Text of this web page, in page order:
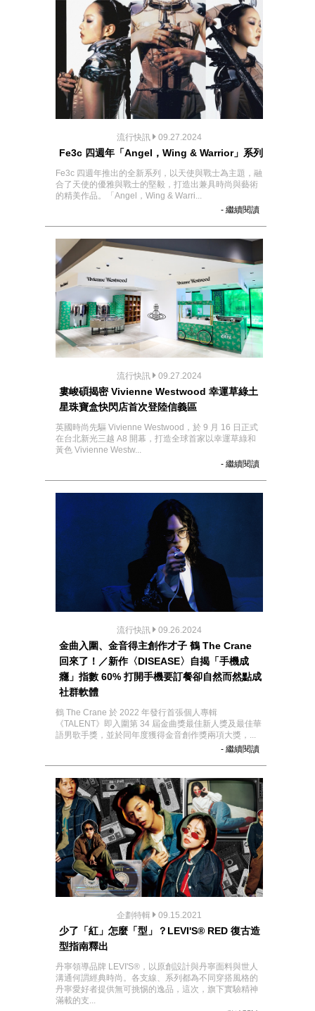
流行快訊 09.27.2024
Fe3c 四週年「Angel，Wing & Warrior」系列
Fe3c 四週年推出的全新系列，以天使與戰士為主題，融
合了天使的優雅與戰士的堅毅，打造出兼具時尚與藝術
的精美作品。「Angel，Wing & Warri...
- 繼續閱讀
流行快訊 09.27.2024
婁峻碩揭密 Vivienne Westwood 幸運草綠土
星珠寶盒快閃店首次登陸信義區
英國時尚先驅 Vivienne Westwood，於 9 月 16 日正式
在台北新光三越 A8 開幕，打造全球首家以幸運草綠和
黃色 Vivienne Westw...
- 繼續閱讀
流行快訊 09.26.2024
金曲入圍、金音得主創作才子 鶴 The Crane
回來了！／新作〈DISEASE〉自揭「手機成
癮」指數 60% 打開手機要訂餐卻自然而然點成
社群軟體
鶴 The Crane 於 2022 年發行首張個人專輯
《TALENT》即入圍第 34 屆金曲獎最佳新人獎及最佳華
語男歌手獎，並於同年度獲得金音創作獎兩項大獎，...
- 繼續閱讀
企劃特輯 09.15.2021
少了「紅」怎麼「型」？LEVI'S® RED 復古造
型指南釋出
丹寧領導品牌 LEVI'S®，以原創設計與丹寧面料與世人
溝通何謂經典時尚。各支線、系列都為不同穿搭風格的
丹寧愛好者提供無可挑惕的逸品，這次，旗下實驗精神
滿載的支...